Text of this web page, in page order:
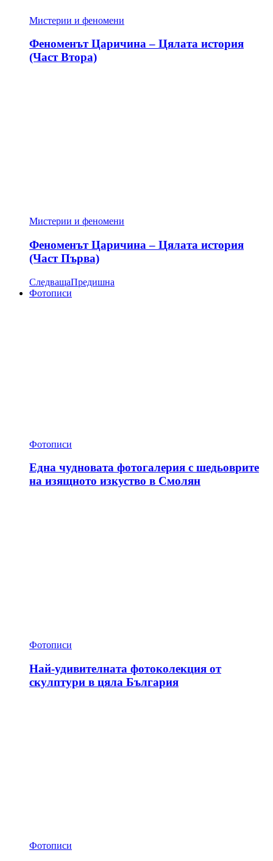
Мистерии и феномени
Феноменът Царичина – Цялата история
(Част Втора)
Мистерии и феномени
Феноменът Царичина – Цялата история
(Част Първа)
СледващаПредишна
Фотописи
Фотописи
Една чудновата фотогалерия с шедьоврите
на изящното изкуство в Смолян
Фотописи
Най-удивителната фотоколекция от
скулптури в цяла България
Фотописи